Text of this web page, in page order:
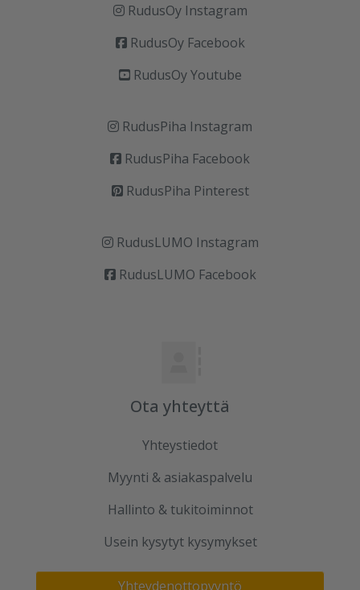
RudusOy Instagram
RudusOy Facebook
RudusOy Youtube
RudusPiha Instagram
RudusPiha Facebook
RudusPiha Pinterest
RudusLUMO Instagram
RudusLUMO Facebook
Ota yhteyttä
Yhteystiedot
Myynti & asiakaspalvelu
Hallinto & tukitoiminnot
Usein kysytyt kysymykset
Yhteydenottopyyntö